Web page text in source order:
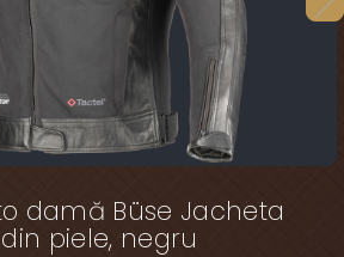
damă Büse Jacheta
piele, negru